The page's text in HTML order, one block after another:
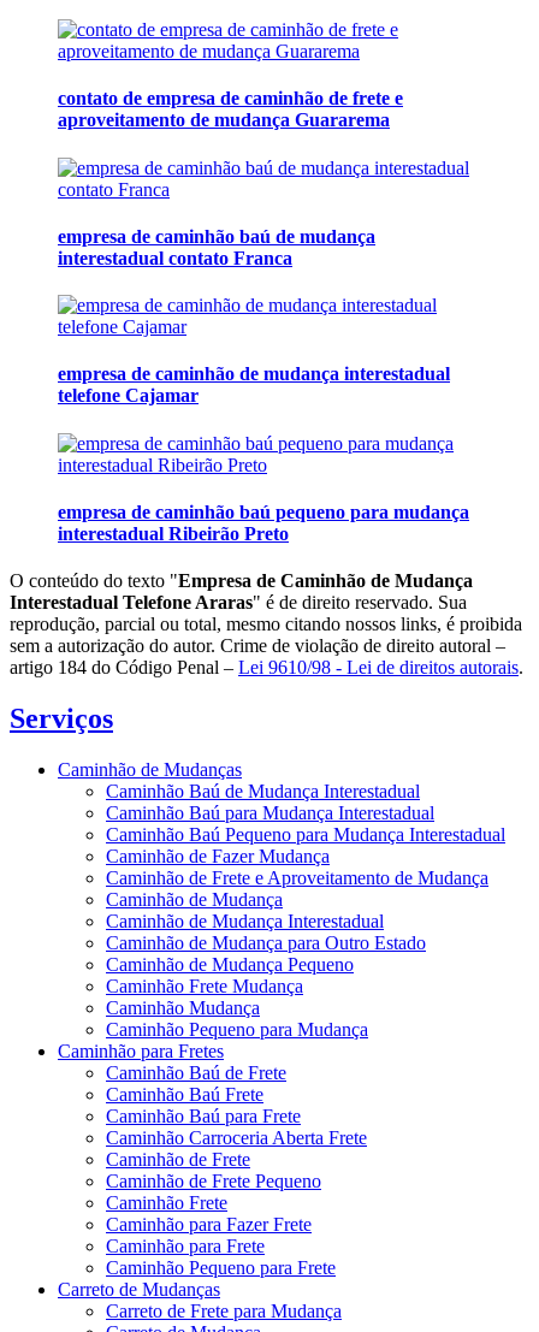
contato de empresa de caminhão de frete e
aproveitamento de mudança Guararema
empresa de caminhão baú de mudança
interestadual contato Franca
empresa de caminhão de mudança interestadual
telefone Cajamar
empresa de caminhão baú pequeno para mudança
interestadual Ribeirão Preto
O conteúdo do texto "Empresa de Caminhão de Mudança
Interestadual Telefone Araras" é de direito reservado. Sua
reprodução, parcial ou total, mesmo citando nossos links, é proibida
sem a autorização do autor. Crime de violação de direito autoral –
artigo 184 do Código Penal – Lei 9610/98 - Lei de direitos autorais.
Serviços
Caminhão de Mudanças
Caminhão Baú de Mudança Interestadual
Caminhão Baú para Mudança Interestadual
Caminhão Baú Pequeno para Mudança Interestadual
Caminhão de Fazer Mudança
Caminhão de Frete e Aproveitamento de Mudança
Caminhão de Mudança
Caminhão de Mudança Interestadual
Caminhão de Mudança para Outro Estado
Caminhão de Mudança Pequeno
Caminhão Frete Mudança
Caminhão Mudança
Caminhão Pequeno para Mudança
Caminhão para Fretes
Caminhão Baú de Frete
Caminhão Baú Frete
Caminhão Baú para Frete
Caminhão Carroceria Aberta Frete
Caminhão de Frete
Caminhão de Frete Pequeno
Caminhão Frete
Caminhão para Fazer Frete
Caminhão para Frete
Caminhão Pequeno para Frete
Carreto de Mudanças
Carreto de Frete para Mudança